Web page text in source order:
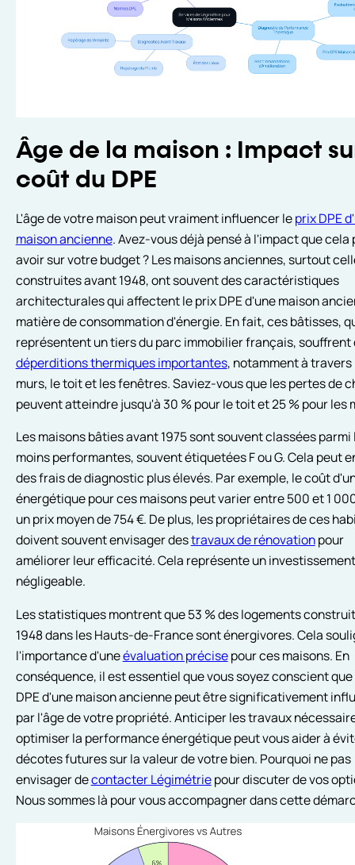
Âge de la maison : Impact
coût du DPE
L'âge de votre maison peut vraiment influencer leprix DPE
maison ancienne. Avez-vous déjà pensé à l'impact que
avoir sur votre budget ? Les maisons anciennes, surtout
construites avant 1948, ont souvent des caractéristiques
architecturales qui affectent le prix DPE d'une maison
matière de consommation d'énergie. En fait, ces bâtisses,
représentent un tiers du parc immobilier français, souffrent
déperditions thermiques importantes, notamment à travers
murs, le toit et les fenêtres. Saviez-vous que les pertes de
peuvent atteindre jusqu'à 30 % pour le toit et 25 % pour les
Les maisons bâties avant 1975 sont souvent classées parmi
moins performantes, souvent étiquetées F ou G. Cela peut
des frais de diagnostic plus élevés. Par exemple, le coût
énergétique pour ces maisons peut varier entre 500 et 1
un prix moyen de 754 €. De plus, les propriétaires de ces
doivent souvent envisager destravaux de rénovationpour
améliorer leur efficacité. Cela représente un
négligeable.
Les statistiques montrent que 53 % des logements
1948 dans les Hauts-de-France sont énergivores. Cela
l'importance d'uneévaluation précisepour ces maisons. En
conséquence, il est essentiel que vous soyez conscient
DPE d'une maison ancienne peut être significativement
par l'âge de votre propriété. Anticiper les travaux
optimiser la performance énergétique peut vous aider à
décotes futures sur la valeur de votre bien. Pourquoi ne pas
envisager decontacter Légimétriepour discuter de vos
Nous sommes là pour vous accompagner dans cette